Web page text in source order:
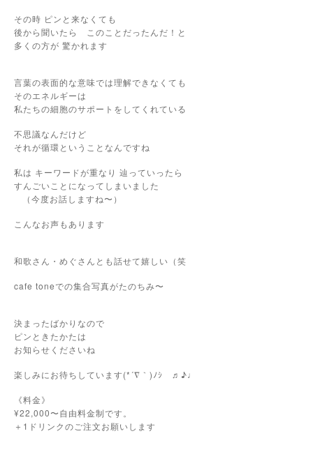
その時 ピンと来なくても
後から聞いたら このことだったんだ！と
多くの方が 驚かれます
言葉の表面的な意味では理解できなくても
そのエネルギーは
私たちの細胞のサポートをしてくれている
不思議なんだけど
それが循環ということなんですね
私は キーワードが重なり 辿っていったら
すんごいことになってしまいました
（今度お話しますね〜）
こんなお声もあります
和歌さん・めぐさんとも話せて嬉しい（笑
cafe toneでの集合写真がたのちみ〜
決まったばかりなので
ピンときたかたは
お知らせくださいね
楽しみにお待ちしています(*´∇｀)ﾉｼ ♬♪♩
《料金》
¥22,000〜自由料金制です。
＋1ドリンクのご注文お願いします